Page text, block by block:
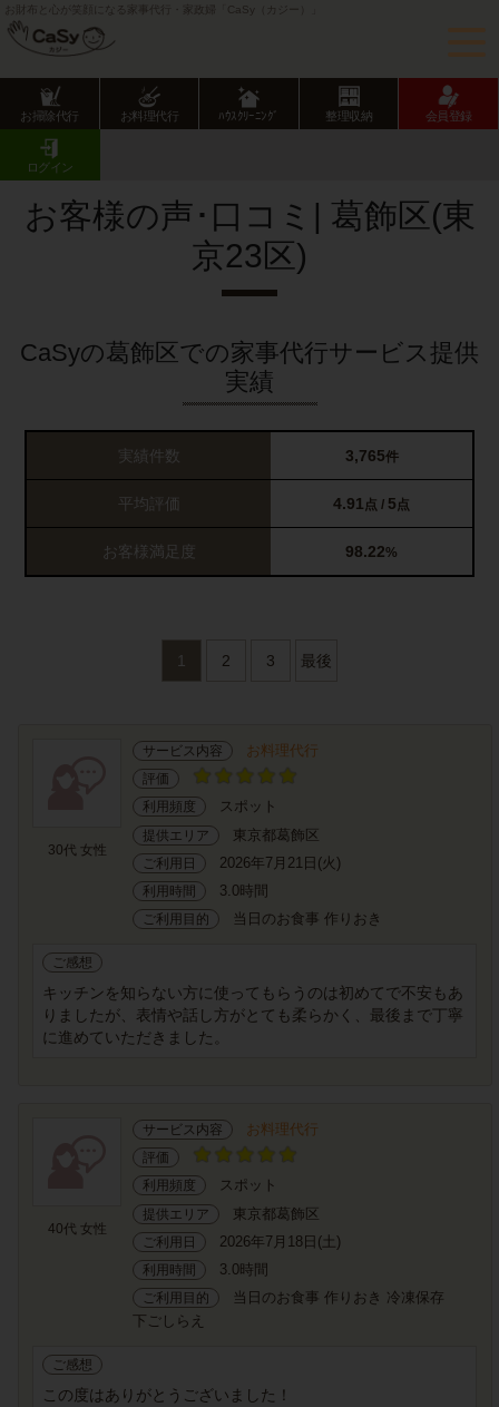
お財布と心が笑顔になる家事代行・家政婦「CaSy（カジー）」
お掃除代行 お料理代行 ﾊｳｽｸﾘｰﾆﾝｸﾞ 整理収納 会員登録
ログイン
CaSy TOP
お客様の声･口コミ一覧
お客様の声･口コミ| 葛飾区(東
京23区)
CaSyの葛飾区での家事代行サービス提供
実績
実績件数 3,765件
平均評価 4.91 点 / 5 点
お客様満足度 98.22%
1 2 3 最後
30代 女性
サービス内容 お料理代行
評価
利用頻度
スポット
提供エリア 東京都葛飾区
ご利用日 2026年7月21日(火)
利用時間 3.0時間
ご利用目的 当日のお食事 作りおき
ご感想
キッチンを知らない方に使ってもらうのは初めてで不安もあ
りましたが、表情や話し方がとても柔らかく、最後まで丁寧
に進めていただきました。
40代 女性
サービス内容 お料理代行
評価
利用頻度
スポット
提供エリア 東京都葛飾区
ご利用日 2026年7月18日(土)
利用時間 3.0時間
ご利用目的
当日のお食事 作りおき 冷凍保存
下ごしらえ
ご感想
この度はありがとうございました！